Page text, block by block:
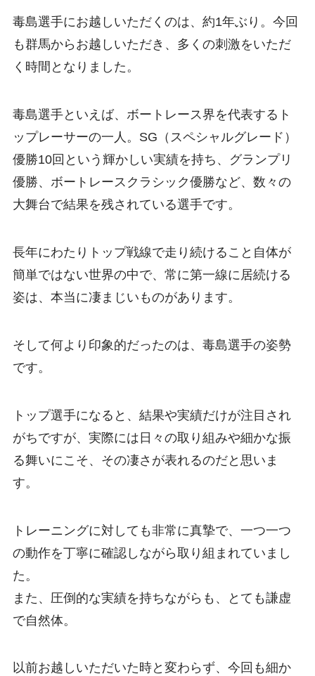
毒島選手にお越しいただくのは、約1年ぶり。今回
も群馬からお越しいただき、多くの刺激をいただ
く時間となりました。
毒島選手といえば、ボートレース界を代表するト
ップレーサーの一人。SG（スペシャルグレード）
優勝10回という輝かしい実績を持ち、グランプリ
優勝、ボートレースクラシック優勝など、数々の
大舞台で結果を残されている選手です。
長年にわたりトップ戦線で走り続けること自体が
簡単ではない世界の中で、常に第一線に居続ける
姿は、本当に凄まじいものがあります。
そして何より印象的だったのは、毒島選手の姿勢
です。
トップ選手になると、結果や実績だけが注目され
がちですが、実際には日々の取り組みや細かな振
る舞いにこそ、その凄さが表れるのだと思いま
す。
トレーニングに対しても非常に真摯で、一つ一つ
の動作を丁寧に確認しながら取り組まれていまし
た。
また、圧倒的な実績を持ちながらも、とても謙虚
で自然体。
以前お越しいただいた時と変わらず、今回も細か